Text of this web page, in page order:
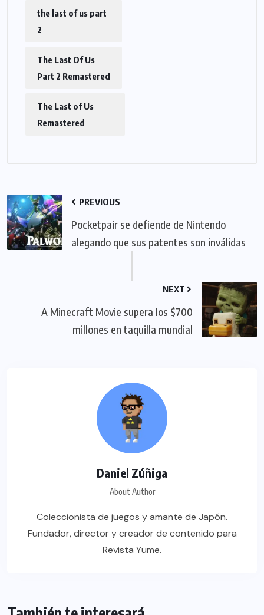
the last of us part
2
The Last Of Us
Part 2 Remastered
The Last of Us
Remastered
PREVIOUS
Pocketpair se defiende de Nintendo
alegando que sus patentes son inválidas
NEXT
A Minecraft Movie supera los $700
millones en taquilla mundial
Daniel Zúñiga
About Author
Coleccionista de juegos y amante de Japón.
Fundador, director y creador de contenido para
Revista Yume.